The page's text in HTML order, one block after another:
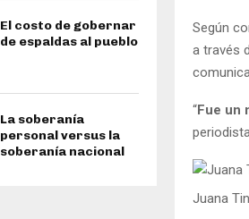
Según
a través
“Fue un
Juana
El costo de gobernar
de espaldas al pueblo
La soberanía
personal versus la
soberanía nacional